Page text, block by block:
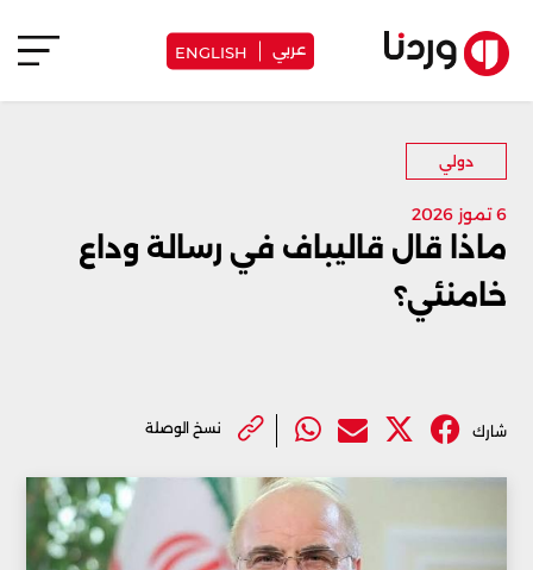
عربي ENGLISH
دولي
6 تموز 2026
ماذا قال قاليباف في رسالة وداع
خامنئي؟
شارك نسخ الوصلة